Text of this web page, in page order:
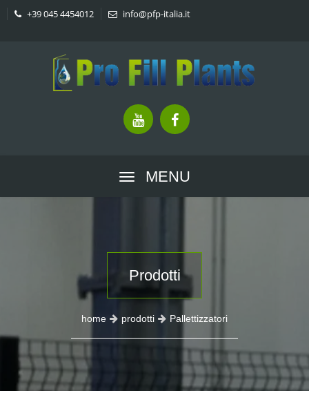
+39 045 4454012 info@pfp-italia.it
MENU
Prodotti
home prodotti Pallettizzatori